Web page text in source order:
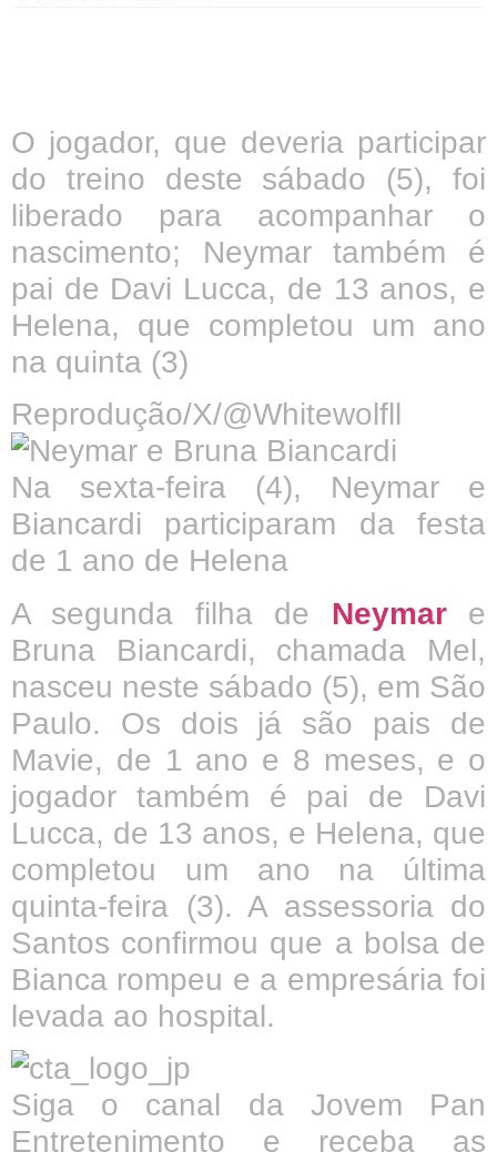
O jogador, que deveria participar
do treino deste sábado (5), foi
liberado para acompanhar o
nascimento; Neymar também é
pai de Davi Lucca, de 13 anos, e
Helena, que completou um ano
na quinta (3)
Reprodução/X/@Whitewolfll
Na sexta-feira (4), Neymar e
Biancardi participaram da festa
de 1 ano de Helena
A segunda filha de Neymare
Bruna Biancardi, chamada Mel,
nasceu neste sábado (5), em São
Paulo. Os dois já são pais de
Mavie, de 1 ano e 8 meses, e o
jogador também é pai de Davi
Lucca, de 13 anos, e Helena, que
completou um ano na última
quinta-feira (3). A assessoria do
Santos confirmou que a bolsa de
Bianca rompeu e a empresária foi
levada ao hospital.
Siga o canal da Jovem Pan
Entretenimento e receba as